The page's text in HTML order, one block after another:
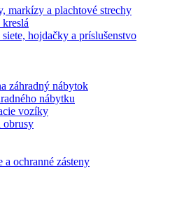
markízy a plachtové strechy
hojdačky a príslušenstvo
záhradný nábytok
nábytku
vozíky
obrusy
a ochranné zásteny